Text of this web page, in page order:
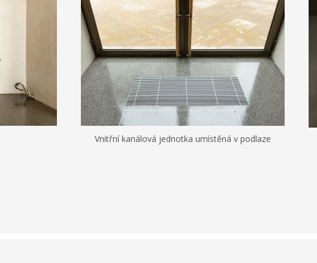
Vnitřní kanálová jednotka umístěná v podlaze